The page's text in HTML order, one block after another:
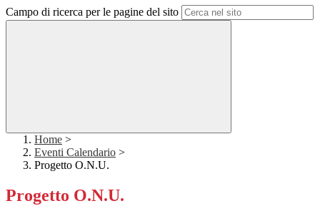
Campo di ricerca per le pagine del sito
Home >
Eventi Calendario >
Progetto O.N.U.
Progetto O.N.U.